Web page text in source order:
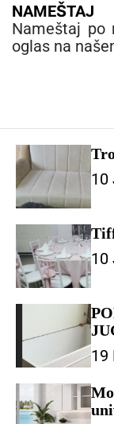
NAMEŠTAJ
Nameštaj po
oglas na
10
10
19